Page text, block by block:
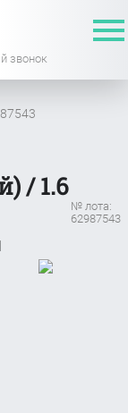
звонок
/ 1.6
№ лота:
62987543